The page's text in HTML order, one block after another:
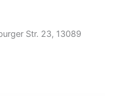
Str. 23, 13089